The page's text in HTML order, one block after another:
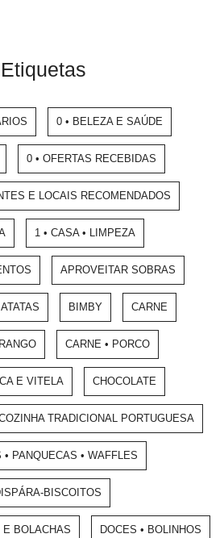
Etiquetas
0 • BELEZA E SAÚDE
0 • OFERTAS RECEBIDAS
E LOCAIS RECOMENDADOS
1 • CASA • LIMPEZA
APROVEITAR SOBRAS
BIMBY CARNE
CARNE • PORCO
E VITELA CHOCOLATE
TRADICIONAL PORTUGUESA
• PANQUECAS • WAFFLES
BISCOITOS
E BOLACHAS DOCES • BOLINHOS